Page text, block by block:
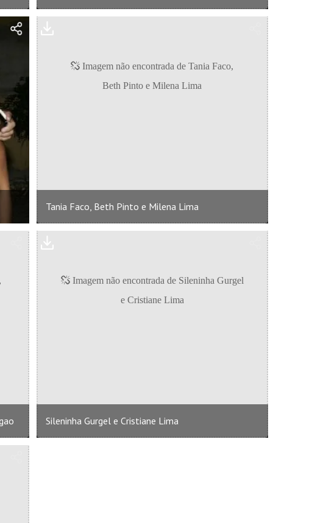
Tania Faco, Beth Pinto e Milena Lima
Sileninha Gurgel e Cristiane Lima